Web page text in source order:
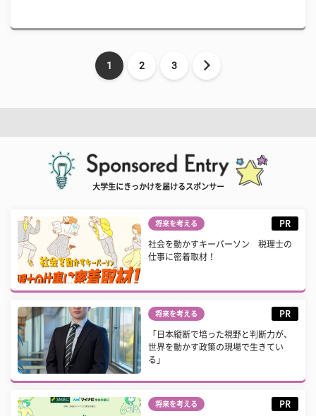
1 2 3
大学生にきっかけを届けるスポンサー
将来を考える PR
社会を動かすキーパーソン 税理士の
仕事に密着取材！
将来を考える PR
「日本縦断で培った視野と判断力が、
世界を動かす政策の現場で生きてい
る」
将来を考える PR